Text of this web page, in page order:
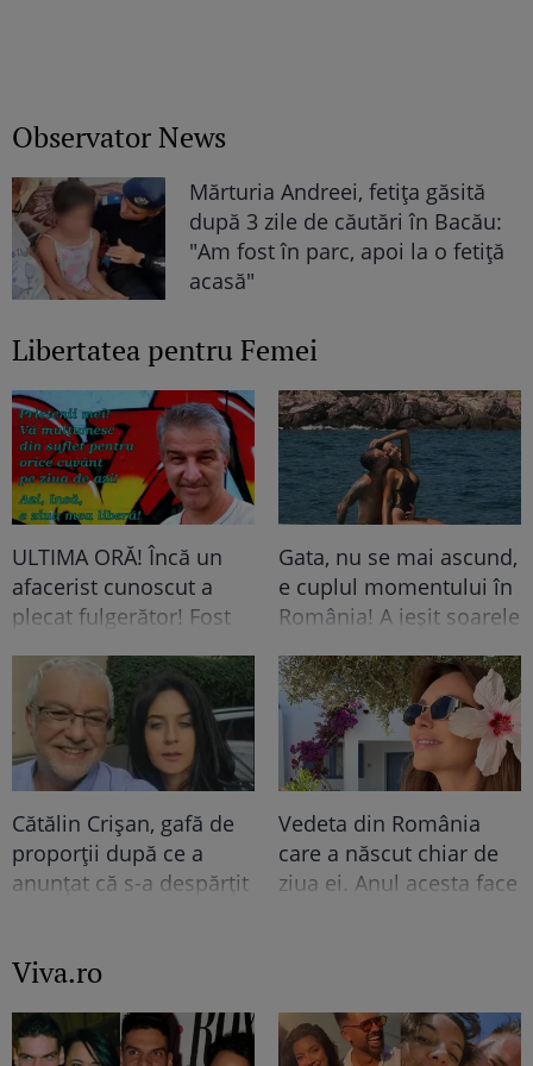
Observator News
Mărturia Andreei, fetiţa găsită
după 3 zile de căutări în Bacău:
"Am fost în parc, apoi la o fetiţă
acasă"
Libertatea pentru Femei
ULTIMA ORĂ! Încă un
afacerist cunoscut a
plecat fulgerător! Fost
dintre cele mai
cunoscute televiziuni
România, mort la doar
60 de ani!
Gata, nu se mai ascund,
e cuplul momentului în
România! A ieșit soarele
pus Dumnezeu mâna în
cap! Felicitări, să fiți
fericiți! Că frumoși
sunteți!
Cătălin Crișan, gafă de
proporții după ce a
anunțat că s-a despărțit
Internauții i-au bătut
Vedeta din România
care a născut chiar de
ziua ei. Anul acesta face
Viva.ro